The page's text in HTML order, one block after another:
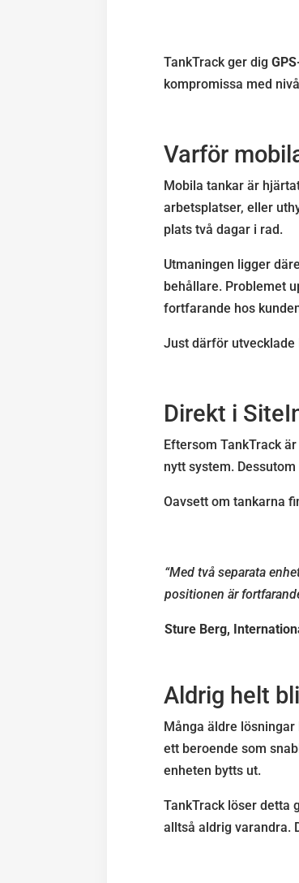
TankTrack ger dig
kompromissa med
Varför
Mobila tankar är
arbetsplatser, eller
plats två dagar i rad.
Utmaningen ligger
behållare. Problemet
fortfarande hos
Just därför utvecklade
Direkt i
Eftersom TankTrack
nytt system.
Oavsett om tankarna
“Med två separata
positionen är
Sture Berg,
Aldrig helt
Många äldre
ett beroende som
enheten bytts ut.
TankTrack löser detta
alltså aldrig varandra.